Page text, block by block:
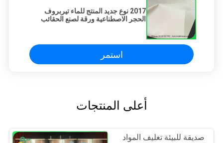
2017 نوع جديد المنتج للماء تيربروف
الحجر الاصطناعية ورقة لصنع الحقائب
استمر
أعلى المنتجات
صديقة للبيئة تغليف المواد